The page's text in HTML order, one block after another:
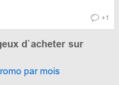
+1
d`acheter sur
par mois